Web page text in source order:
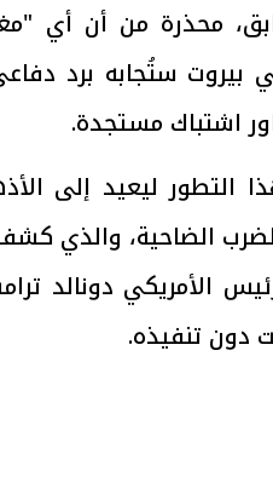
محذرة من أن أي
بيروت ستُجابه برد
اشتباك مستجدة.
التطور ليعيد إلى
الضاحية، والذي
الأمريكي دونالد
دون تنفيذه.